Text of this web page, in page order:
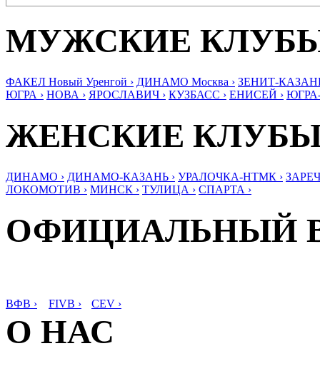
МУЖСКИЕ
ФАКЕЛ Новый Уренгой › ДИНАМО Москва › ЗЕНИТ-
ЮГРА › НОВА › ЯРОСЛАВИЧ › КУЗБАСС › ЕНИСЕЙ ›
ЖЕНСКИЕ
ДИНАМО › ДИНАМО-КАЗАНЬ › УРАЛОЧКА-НТМК ›
ЛОКОМОТИВ › МИНСК › ТУЛИЦА › СПАРТА ›
ОФИЦИАЛЬНЫЙ
ВФВ › FIVB › CEV ›
О НАС